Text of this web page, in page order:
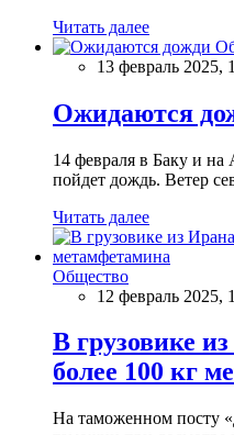
Читать далее
13 февраль 2025,
Ожидаются
14 февраля в Баку и
пойдет дождь. Ветер
Читать далее
Общество
12 февраль 2025,
В грузовике
более 100 кг
На таможенном посту